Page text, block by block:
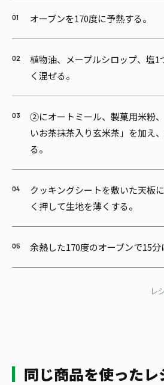
オーブンを170度に予熱する。
植物油、メープルシロップ、塩1
く混ぜる。
②にオートミール、製菓用米粉
いお茶抹茶入り玄米茶」を加え
る。
クッキングシートを敷いた天板
く押して生地を薄くする。
余熱した170度のオーブンで15分
レ
同じ商品を使ったレ